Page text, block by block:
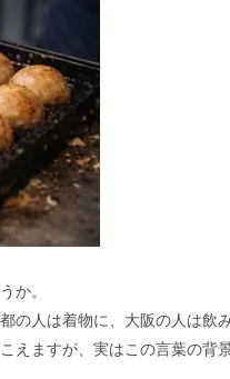
か。
の人は着物に、大阪の人は飲
ますが、実はこの言葉の背